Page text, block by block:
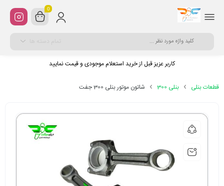
0
کاربر عزیز قبل از خرید استعلام موجودی و قیمت نمایید
قطعات بنلی بنلی 300 شاتون موتور بنلی 300 جفت